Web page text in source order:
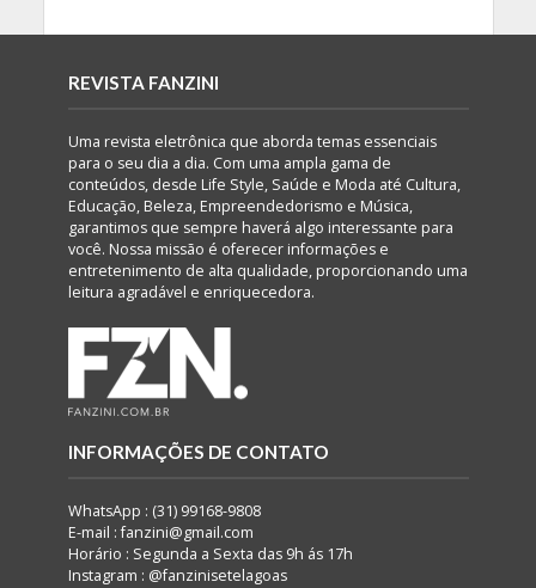
REVISTA FANZINI
Uma revista eletrônica que aborda temas essenciais
para o seu dia a dia. Com uma ampla gama de
conteúdos, desde Life Style, Saúde e Moda até Cultura,
Educação, Beleza, Empreendedorismo e Música,
garantimos que sempre haverá algo interessante para
você. Nossa missão é oferecer informações e
entretenimento de alta qualidade, proporcionando uma
leitura agradável e enriquecedora.
INFORMAÇÕES DE CONTATO
WhatsApp : (31) 99168-9808
E-mail : fanzini@gmail.com
Horário : Segunda a Sexta das 9h ás 17h
Instagram : @fanzinisetelagoas